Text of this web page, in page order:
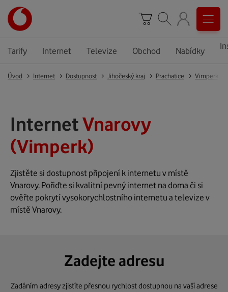
Tarify Internet Televize Obchod Nabídky
Úvod Internet Dostupnost Jihočeský kraj Prachatice Vimperk
InternetVnarovy
(Vimperk)
Zjistěte si dostupnost připojení k internetu v místě
Vnarovy. Pořiďte si kvalitní pevný internet na doma či si
ověřte pokrytí vysokorychlostního internetu a televize v
místě Vnarovy.
Zadejte adresu
Zadáním adresy zjistíte přesnou rychlost dostupnou na vaší adrese